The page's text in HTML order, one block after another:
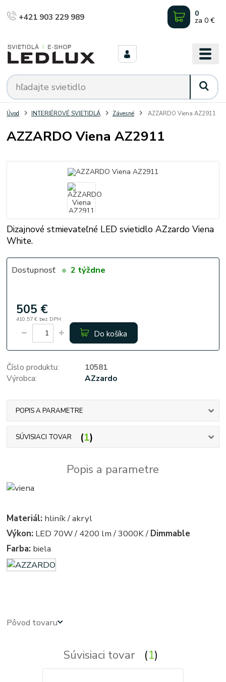
+421 903 229 989 0
za 0 €
Úvod INTERIÉROVÉ SVIETIDLÁ Závesné AZZARDO Viena AZ2911
AZZARDO Viena AZ2911
Dizajnové stmievateľné LED svietidlo AZzardo Viena
White.
Dostupnosť 2 týždne
505 €
410,57 € bez DPH
Do košíka
Číslo produktu:
10581
Výrobca:
AZzardo
POPIS A PARAMETRE
SÚVISIACI TOVAR 1
Popis a parametre
Materiál: hliník / akryl
Výkon: LED 70W / 4200 lm / 3000K / Dimmable
Farba: biela
Pôvod tovaru
Súvisiaci tovar 1